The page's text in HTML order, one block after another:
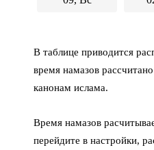
В таблице приводится
время намазов
канонам ислама.
Время намазов
перейдите в настройки,